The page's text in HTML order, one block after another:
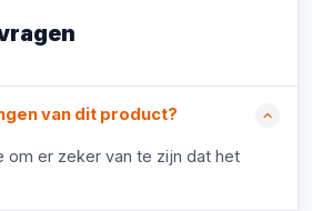
van dit product?
om er zeker van te zijn dat het